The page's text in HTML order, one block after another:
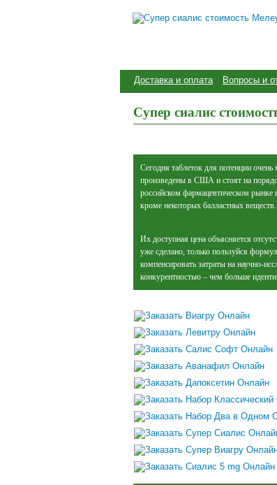
Доставка и оплата Вопросы и
Супер сиалис
Сегодня таблеток для потенции
произведены в США и стоят на
российском фармацевтическом рынке
кроме некоторых балластных веществ.
Их доступная цена объясняется
уже сделано, только пользуйся
компенсировать затраты на научно-
конкурентностью – чем больше